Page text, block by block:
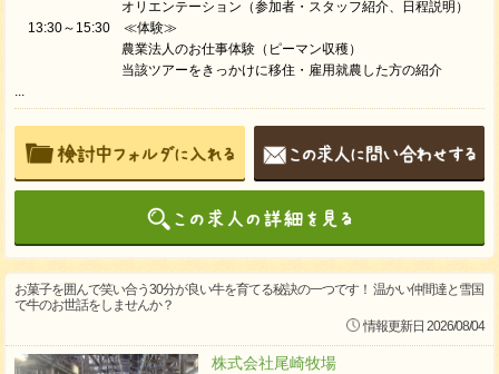
オリエンテーション（参加者・スタッフ紹介、日程説明）
13:30～15:30 ≪体験≫
農業法人のお仕事体験（ピーマン収穫）
当該ツアーをきっかけに移住・雇用就農した方の紹介
...
お菓子を囲んで笑い合う30分が良い牛を育てる秘訣の一つです！ 温かい仲間達と雪国
で牛のお世話をしませんか？
情報更新日 2026/08/04
株式会社尾崎牧場